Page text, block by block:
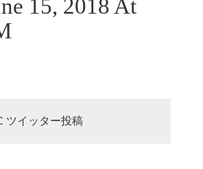
15, 2018 At
ツイッター投稿